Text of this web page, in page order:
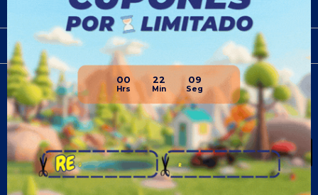
00 22 09
Compra
Newsletter
¡Suscribite y recibí todas nuestras novedades!
SUSCRIBIRME
¡Seguinos!